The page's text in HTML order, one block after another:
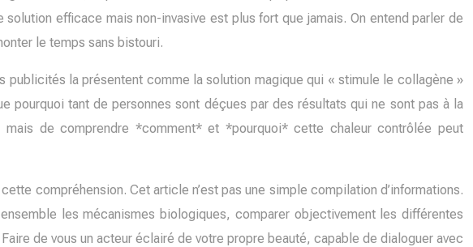
efficace mais non-invasive est plus fort que jamais. On entend parler de
le temps sans bistouri.
la présentent comme la solution magique qui « stimule le collagène »
pourquoi tant de personnes sont déçues par des résultats qui ne sont pas à la
de comprendre *comment* et *pourquoi* cette chaleur contrôlée peut
compréhension. Cet article n’est pas une simple compilation d’informations.
les mécanismes biologiques, comparer objectivement les différentes
de vous un acteur éclairé de votre propre beauté, capable de dialoguer avec